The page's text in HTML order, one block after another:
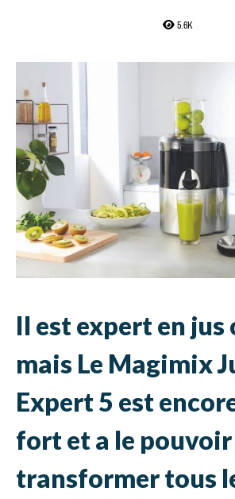
5.6K
Il est expert en jus
mais Le Magimix
Expert 5 est
fort et a le pouvoir
transformer tous